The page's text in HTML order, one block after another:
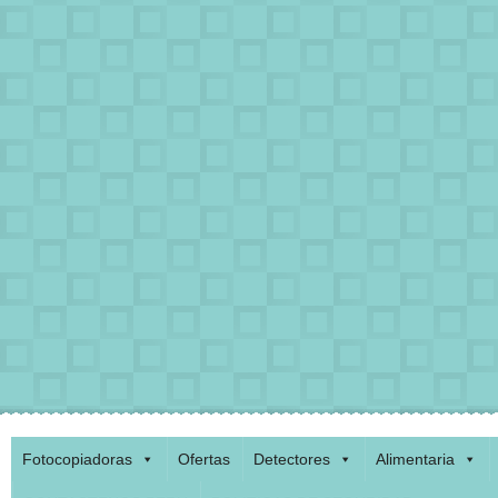
Fotocopiadoras Ofertas Detectores Alimentaria